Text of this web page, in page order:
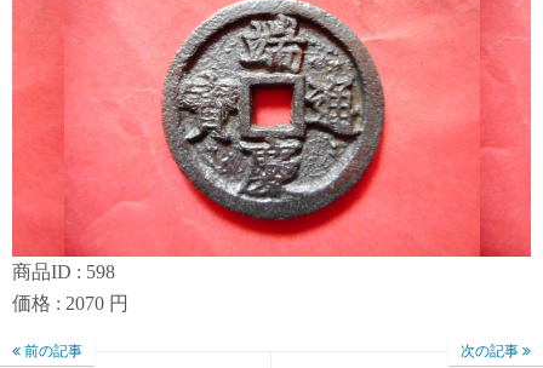
商品ID : 598
価格 : 2070 円
前の記事 次の記事